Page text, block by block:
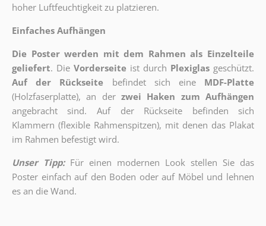
hoher Luftfeuchtigkeit zu platzieren.
Einfaches Aufhängen
Die Poster werden mit dem Rahmen als Einzelteile
geliefert. Die Vorderseite ist durch Plexiglas geschützt.
Auf der Rückseite
befindet sich eine
MDF-Platte
(Holzfaserplatte), an der zwei Haken zum Aufhängen
angebracht sind.
Auf der Rückseite befinden sich
Klammern (flexible Rahmenspitzen), mit denen das Plakat
im Rahmen befestigt wird.
Unser Tipp: Für einen modernen Look stellen Sie das
Poster einfach auf den Boden oder auf Möbel und lehnen
es an die Wand.